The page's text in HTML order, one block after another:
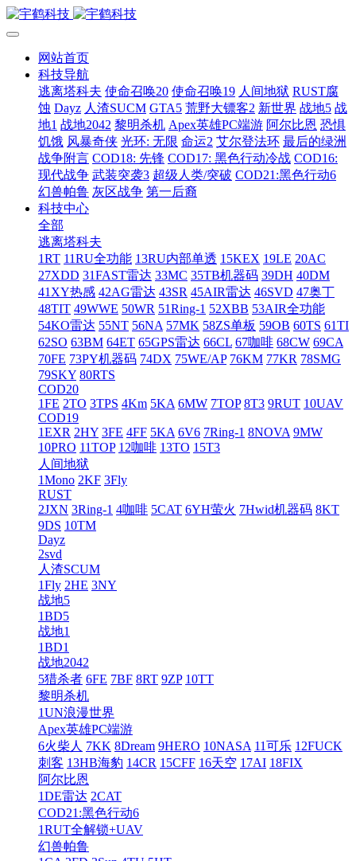
网站首页
科技导航
逃离塔科夫 使命召唤20 使命召唤19 人间地狱 RUST腐
蚀 Dayz 人渣SUCM GTA5 荒野大镖客2 新世界 战地5 战
地1 战地2042 黎明杀机 Apex英雄PC端游 阿尔比恩 恐惧
饥饿 风暴奇侠 光环: 无限 命运2 艾尔登法环 最后的绿洲
战争附言 COD18: 先锋 COD17: 黑色行动冷战 COD16:
现代战争 武装突袭3 超级人类/突破 COD21:黑色行动6
幻兽帕鲁 灰区战争 第一后裔
科技中心
全部
逃离塔科夫
1RT 11RU全功能 13RU内部单透 15KEX 19LE 20AC
27XDD 31FAST雷达 33MC 35TB机器码 39DH 40DM
41XY热感 42AG雷达 43SR 45AIR雷达 46SVD 47奥丁
48TIT 49WWE 50WR 51Ring-1 52XBB 53AIR全功能
54KO雷达 55NT 56NA 57MK 58ZS单板 59OB 60TS 61TI
62SO 63BM 64ET 65GPS雷达 66CL 67咖啡 68CW 69CA
70FE 73PY机器码 74DX 75WE/AP 76KM 77KR 78SMG
79SKY 80RTS
COD20
1FE 2TO 3TPS 4Km 5KA 6MW 7TOP 8T3 9RUT 10UAV
COD19
1EXR 2HY 3FE 4FF 5KA 6V6 7Ring-1 8NOVA 9MW
10PRO 11TOP 12咖啡 13TO 15T3
人间地狱
1Mono 2KF 3Fly
RUST
2JXN 3Ring-1 4咖啡 5CAT 6YH萤火 7Hwid机器码 8KT
9DS 10TM
Dayz
2svd
人渣SCUM
1Fly 2HE 3NY
战地5
1BD5
战地1
1BD1
战地2042
5猎杀者 6FE 7BF 8RT 9ZP 10TT
黎明杀机
1UN浪漫世界
Apex英雄PC端游
6火柴人 7KK 8Dream 9HERO 10NASA 11可乐 12FUCK
刺客 13HB海豹 14CR 15CFF 16天空 17AI 18FIX
阿尔比恩
1DE雷达 2CAT
COD21:黑色行动6
1RUT全解锁+UAV
幻兽帕鲁